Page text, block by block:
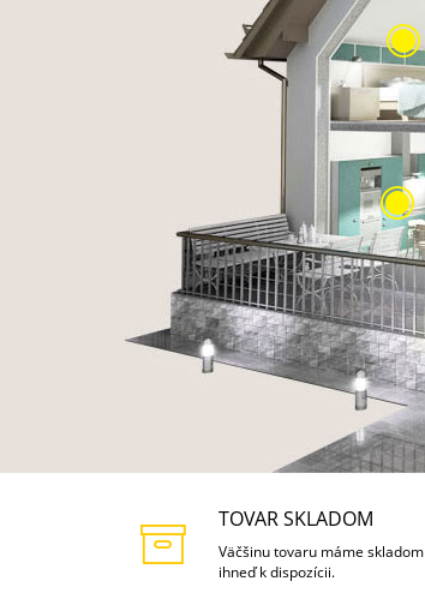
TOVAR SKLADOM
Väčšinu tovaru máme skladom
ihneď k dispozícii.